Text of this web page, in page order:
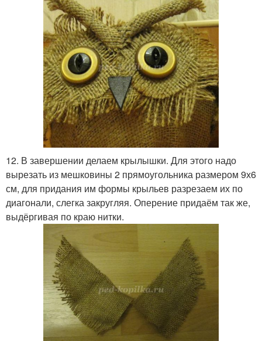
12. В завершении делаем крылышки. Для этого надо
вырезать из мешковины 2 прямоугольника размером 9х6
см, для придания им формы крыльев разрезаем их по
диагонали, слегка закругляя. Оперение придаём так же,
выдёргивая по краю нитки.